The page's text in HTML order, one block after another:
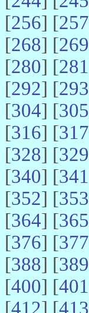
[256] [257
[268] [269
[280] [281
[292] [293
[304] [305
[316] [317
[328] [329
[340] [341
[352] [353
[364] [365
[376] [377
[388] [389
[400] [401
[412] [413